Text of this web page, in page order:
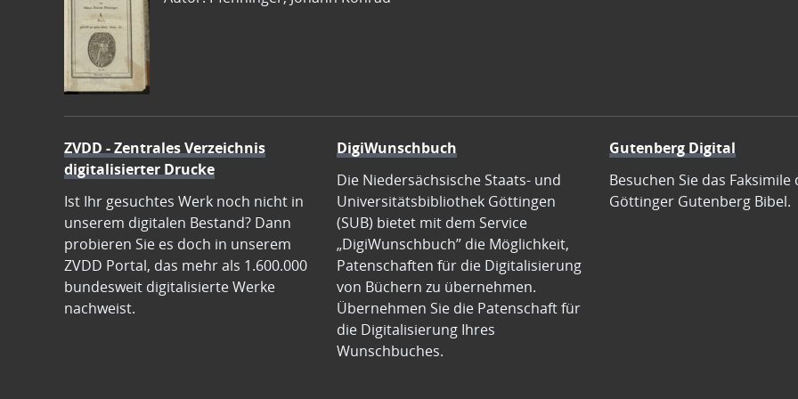
ZVDD - Zentrales Verzeichnis
digitalisierter Drucke
Ist Ihr gesuchtes Werk noch nicht in
unserem digitalen Bestand? Dann
probieren Sie es doch in unserem
ZVDD Portal, das mehr als 1.600.000
bundesweit digitalisierte Werke
nachweist.
DigiWunschbuch
Die Niedersächsische Staats- und
Universitätsbibliothek Göttingen
(SUB) bietet mit dem Service
„DigiWunschbuch” die Möglichkeit,
Patenschaften für die Digitalisierung
von Büchern zu übernehmen.
Übernehmen Sie die Patenschaft für
die Digitalisierung Ihres
Wunschbuches.
Gutenberg Digital
Besuchen Sie das Faksimile
Göttinger Gutenberg Bibel.